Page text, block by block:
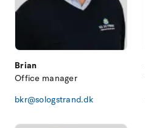
Brian
Office manager
bkr@sologstrand.dk